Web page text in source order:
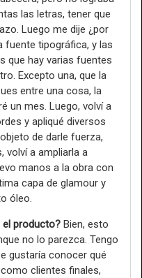
las letras, tener que
Luego me dije ¿por
fuente tipográfica, y las
que hay varias fuentes
Excepto una, que la
entre una cosa, la
un mes. Luego, volví a
y apliqué diversos
de darle fuerza,
volví a ampliarla a
manos a la obra con
capa de glamour y
óleo.
el producto? Bien, esto
no lo parezca. Tengo
gustaría conocer qué
clientes finales,